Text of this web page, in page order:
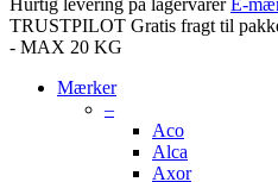
Hurtig levering på lagervarer E-
TRUSTPILOT Gratis fragt til
- MAX 20 KG
Mærker
–
Aco
Alca
Axor